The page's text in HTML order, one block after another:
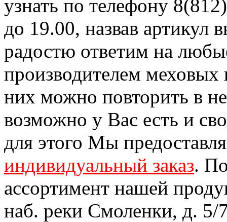
узнать по телефону
до 19.00, назвав
радостю ответим на
производителем
них можно повторить в
возможно у Вас есть и
для этого Мы
индивидуальный заказ.
ассортимент нашей
наб. реки Смоленки, д. 5/